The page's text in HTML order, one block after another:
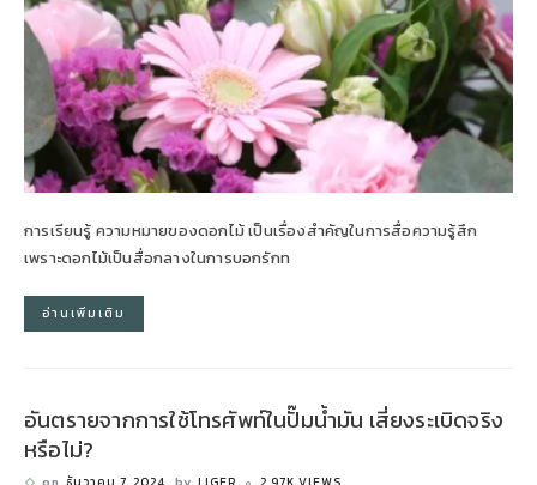
การเรียนรู้ ความหมายของดอกไม้ เป็นเรื่องสำคัญในการสื่อความรู้สึก
เพราะดอกไม้เป็นสื่อกลางในการบอกรักท
อ่านเพิ่มเติม
อันตรายจากการใช้โทรศัพท์ในปั๊มน้ำมัน เสี่ยงระเบิดจริง
หรือไม่?